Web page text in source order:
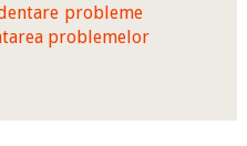
probleme
problemelor